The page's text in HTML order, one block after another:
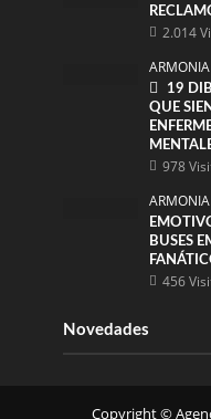
2.014
ARMONIA
19
QUE
978
ARMONIA
BUSES
456
Novedades
Copyright ©